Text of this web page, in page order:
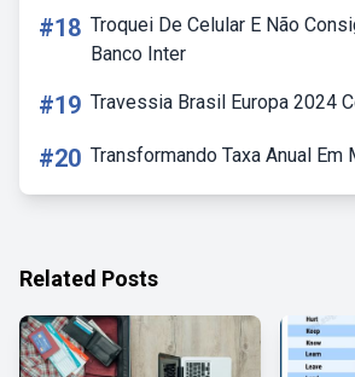
#18 Troquei De Celular E Não
Banco Inter
#19 Travessia Brasil Europa 2024
#20 Transformando Taxa Anual Em
Related Posts